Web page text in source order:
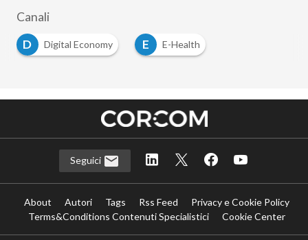
Canali
D
Digital Economy E
E-Health
Seguici
About Autori Tags Rss Feed
Privacy e Cookie Policy
Terms&Conditions Contenuti Specialistici
Cookie Center